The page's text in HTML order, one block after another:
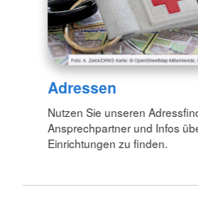
Adressen
Nutzen Sie unseren
Ansprechpartner und Infos
Einrichtungen zu finden.